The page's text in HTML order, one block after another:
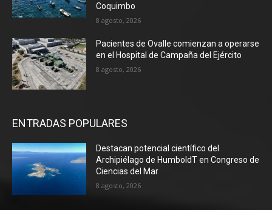
Coquimbo
8 agosto, 2026
Pacientes de Ovalle comienzan a operarse
en el Hospital de Campaña del Ejército
8 agosto, 2026
ENTRADAS POPULARES
Destacan potencial científico del
Archipiélago de HumboldT en Congreso de
Ciencias del Mar
8 agosto, 2026